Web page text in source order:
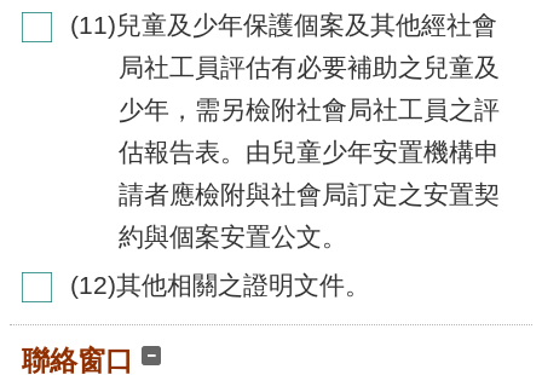
(11)兒童及少年保護個案及其他經社會
局社工員評估有必要補助之兒童及
少年，需另檢附社會局社工員之評
估報告表。 由兒童少年安置機構申
請者應檢附與社會局訂定之安置契
約與個案安置公文。
(12)其他相關之證明文件。
聯絡窗口